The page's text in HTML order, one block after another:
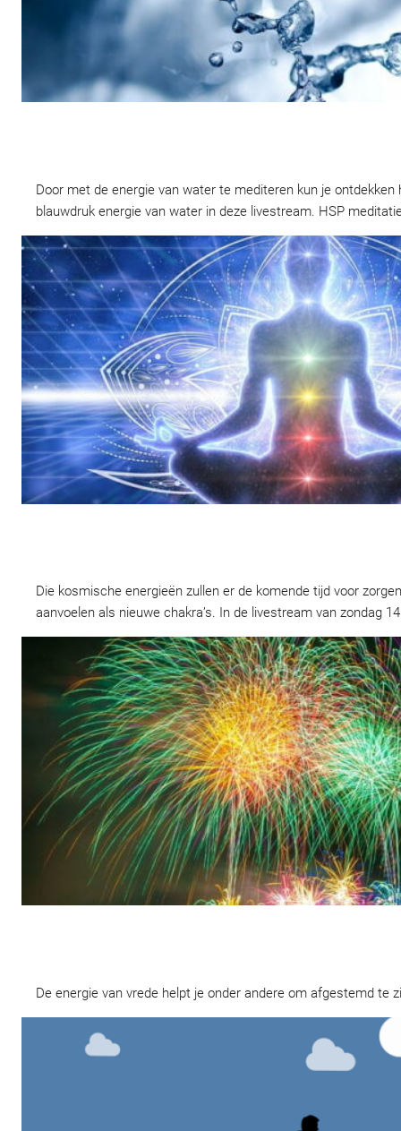
Door met de energie van water te mediteren kun je
blauwdruk energie van water in deze livestream. HSP
Die kosmische energieën zullen er de komende tijd voor
aanvoelen als nieuwe chakra’s. In de livestream van zondag
De energie van vrede helpt je onder andere om afgestemd te